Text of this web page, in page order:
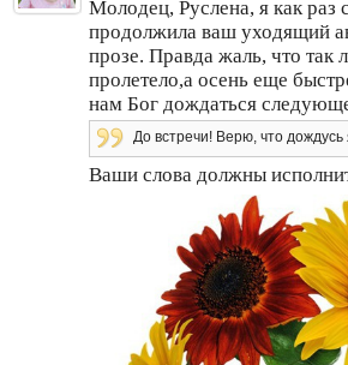
Молодец, Руслена, я как раз
продолжила ваш уходящий
прозе. Правда жаль, что так
пролетело,а осень еще
нам Бог дождаться
До встречи! Верю, что дождусь
Ваши слова должны